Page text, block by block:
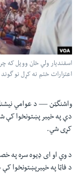
دلته
مرکزي
لټون
اداریه
Learning English
FOLLOW US
ژبې
اسفندیار ولي خان وویل
اعتزارات ختم نه کړل نو
واشنگټن — د عوامي
دې په خیبر پښتونخوا کې
کړی شي.
د وي او ای ډیوه سره په
د فاټا په خیبرپښتونخوا